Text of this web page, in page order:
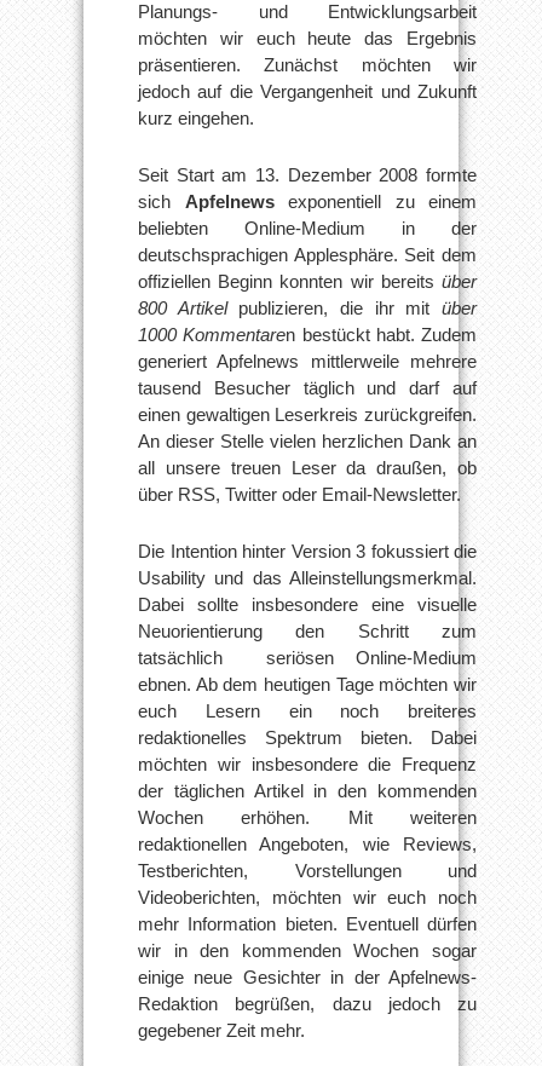
Planungs- und Entwicklungsarbeit
möchten wir euch heute das Ergebnis
präsentieren. Zunächst möchten wir
jedoch auf die Vergangenheit und Zukunft
kurz eingehen.
Seit Start am 13. Dezember 2008 formte
sich Apfelnewsexponentiell zu einem
beliebten Online-Medium in der
deutschsprachigen Applesphäre. Seit dem
offiziellen Beginn konnten wir bereits über
800 Artikelpublizieren, die ihr mitüber
1000 Kommentaren bestückt habt. Zudem
generiert Apfelnews mittlerweile mehrere
tausend Besucher täglich und darf auf
einen gewaltigen Leserkreis zurückgreifen.
An dieser Stelle vielen herzlichen Dank an
all unsere treuen Leser da draußen, ob
über RSS, Twitter oder Email-Newsletter.
Die Intention hinter Version 3 fokussiert die
Usability und das Alleinstellungsmerkmal.
Dabei sollte insbesondere eine visuelle
Neuorientierung den Schritt zum
tatsächlich seriösen Online-Medium
ebnen. Ab dem heutigen Tage möchten wir
euch Lesern ein noch breiteres
redaktionelles Spektrum bieten. Dabei
möchten wir insbesondere die Frequenz
der täglichen Artikel in den kommenden
Wochen erhöhen. Mit weiteren
redaktionellen Angeboten, wie Reviews,
Testberichten, Vorstellungen und
Videoberichten, möchten wir euch noch
mehr Information bieten. Eventuell dürfen
wir in den kommenden Wochen sogar
einige neue Gesichter in der Apfelnews-
Redaktion begrüßen, dazu jedoch zu
gegebener Zeit mehr.